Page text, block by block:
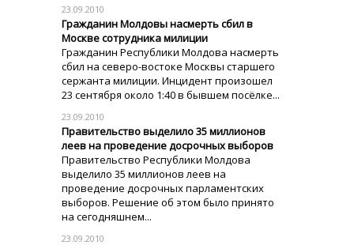
23.09.2010
Гражданин Молдовы насмерть сбил в
Москве сотрудника милиции
Гражданин Республики Молдова насмерть
сбил на северо-востоке Москвы старшего
сержанта милиции. Инцидент произошел
23 сентября около 1:40 в бывшем посёлке...
23.09.2010
Правительство выделило 35 миллионов
леев на проведение досрочных выборов
Правительство Республики Молдова
выделило 35 миллионов леев на
проведение досрочных парламентских
выборов. Решение об этом было принято
на сегодняшнем...
23.09.2010